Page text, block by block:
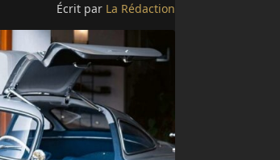
Écrit par La Rédaction